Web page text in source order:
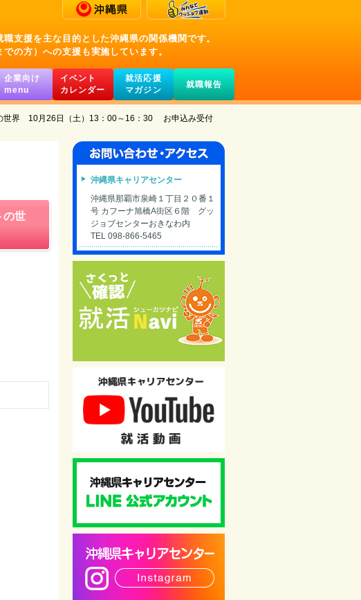
支援を主な目的とした沖縄県の関係機関です。
の方）への支援も実施しています。
企業向け
menu
イベント
カレンダー
就活応援
マガジン
就職報告
の世界 10月26日（土）13：00～16：30 お申込み受付
の世
沖縄県キャリアセンター
沖縄県那覇市泉崎１丁目２０番１
号 カフーナ旭橋A街区６階 グッ
ジョブセンターおきなわ内
TEL 098-866-5465